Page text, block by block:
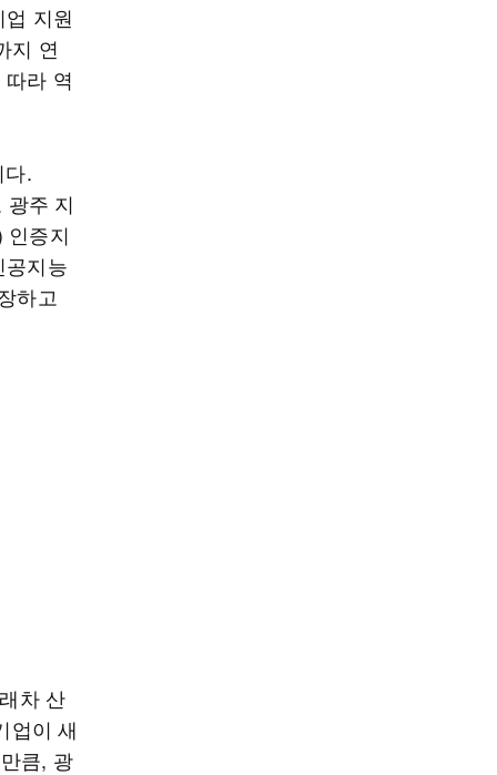
지원
지 연
라 역
.
주 지
인증지
공지능
하고
차 산
업이 새
큼, 광